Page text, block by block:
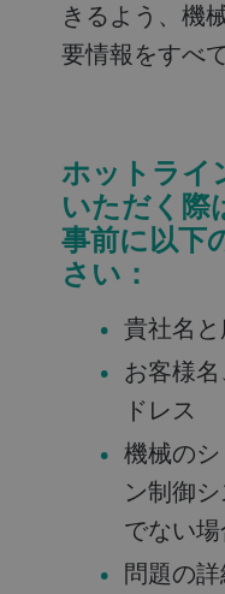
きるよう、機
要情報をすべ
ホットライ
いただく際
事前に以下
さい：
貴社名
お客様
ドレス
機械の
ン制御
でない
問題の